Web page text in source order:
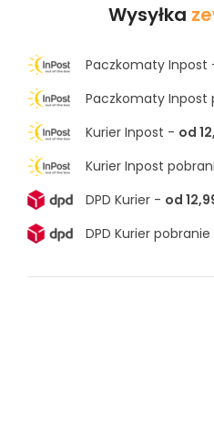
Wysyłka
Paczkomaty Inpost
Paczkomaty Inpost
Kurier Inpost - od
Kurier Inpost
DPD Kurier - od
DPD Kurier